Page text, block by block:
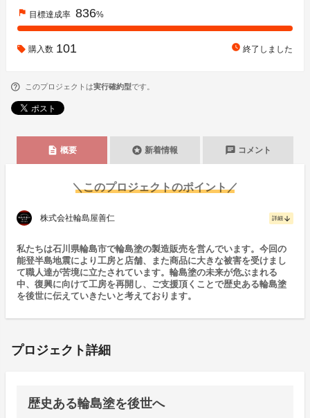
flag 目標達成率 836%
購入数 101 watch_later 終了しました
このプロジェクトは実行確約型です。
description 概要 stars 新着情報 chat コメント
＼このプロジェクトのポイント／
株式会社輪島屋善仁 詳細 arrow_downward
私たちは石川県輪島市で輪島塗の製造販売を営んでいます。今回の
能登半島地震により工房と店舗、また商品に大きな被害を受けまし
て職人達が苦境に立たされています。輪島塗の未来が危ぶまれる
中、復興に向けて工房を再開し、ご支援頂くことで歴史ある輪島塗
を後世に伝えていきたいと考えております。
プロジェクト詳細
歴史ある輪島塗を後世へ